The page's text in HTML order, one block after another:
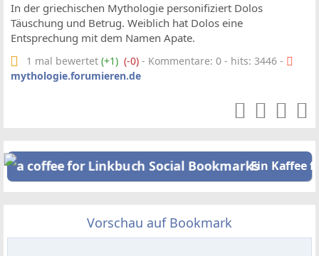
In der griechischen Mythologie personifiziert Dolos
Täuschung und Betrug. Weiblich hat Dolos eine
Entsprechung mit dem Namen Apate.
1 mal bewertet (+1) (-0) - Kommentare: 0 - hits: 3446 -
mythologie.forumieren.de
Ein Kaffee
Vorschau auf Bookmark